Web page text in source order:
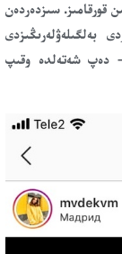
قورقامىز. سىزدەردەن
بەلگىلەۋلەرىڭىزدى
– دەپ شەتەلدە وقىپ